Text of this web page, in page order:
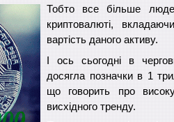
Тобто все більше
криптовалюті,
вартість даного активу.
І ось сьогодні в
досягла позначки в 1
що говорить про
висхідного тренду.